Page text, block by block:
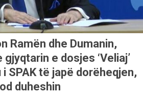
Ramën dhe Dumanin,
e dosjes ‘Veliaj’
SPAK të japë dorëheqjen,
duheshin